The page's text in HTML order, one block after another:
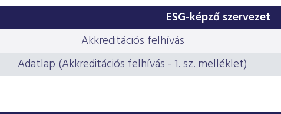
ESG-képző szervezet
Akkreditációs felhívás
Adatlap (Akkreditációs felhívás - 1. sz. melléklet)